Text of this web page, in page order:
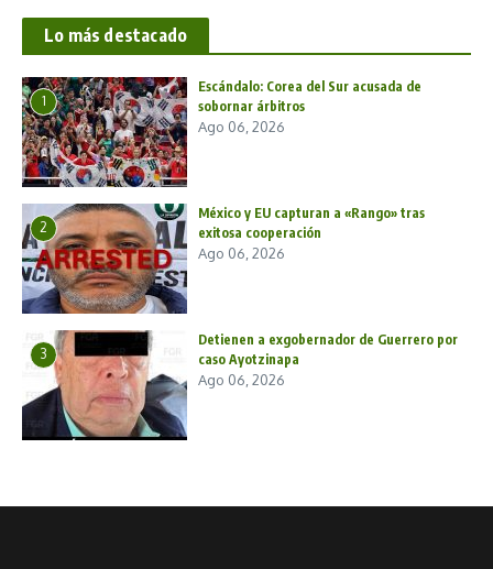
Lo más destacado
1
Escándalo: Corea del Sur acusada de
sobornar árbitros
Ago 06, 2026
2
México y EU capturan a «Rango» tras
exitosa cooperación
Ago 06, 2026
3
Detienen a exgobernador de Guerrero por
caso Ayotzinapa
Ago 06, 2026